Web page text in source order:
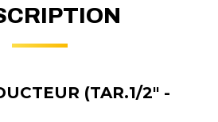
(TAR.1/2" -